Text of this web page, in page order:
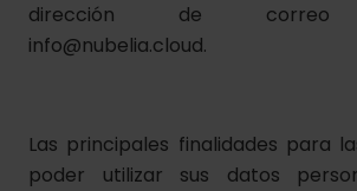
dirección de correo
info@nubelia.cloud.
Las principales finalidades para
poder utilizar sus datos